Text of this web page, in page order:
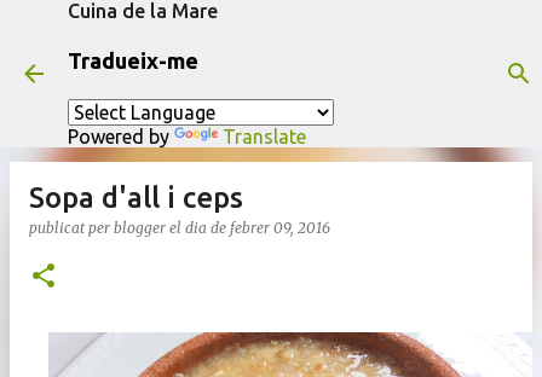
Cuina de la Mare
Tradueix-me
Powered by Translate
Sopa d'all i ceps
publicat per blogger el dia de febrer 09, 2016